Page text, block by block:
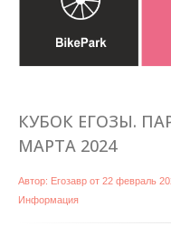
КУБОК ЕГОЗЫ.
МАРТА 2024
Автор: Егозавр от 22 февраль
Информация